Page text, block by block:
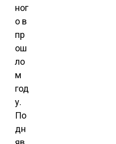
ног
о в
пр
ош
ло
м
год
у.
По
дн